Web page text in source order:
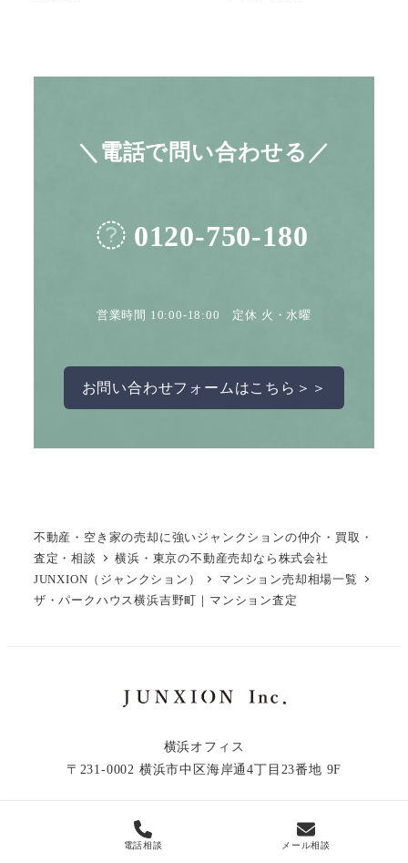
＼電話で問い合わせる／
0120-750-180
営業時間 10:00-18:00 定休 火・水曜
お問い合わせフォームはこちら＞＞
不動産・空き家の売却に強いジャンクションの仲介・買取・
査定・相談
横浜・東京の不動産売却なら株式会社
JUNXION（ジャンクション）
マンション売却相場一覧
ザ・パークハウス横浜吉野町｜マンション査定
横浜オフィス
〒231-0002 横浜市中区海岸通4丁目23番地 9F
© 2019 - 2026 JUNXION Inc.
電話相談 メール相談